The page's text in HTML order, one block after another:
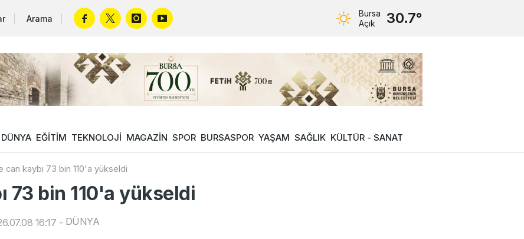
Arama
Bursa
Açık
30.7°
DÜNYA EĞİTİM TEKNOLOJİ MAGAZİN SPOR BURSASPOR YAŞAM SAĞLIK KÜLTÜR - SANAT
can kaybı 73 bin 110'a yükseldi
73 bin 110'a yükseldi
16:17 - DÜNYA